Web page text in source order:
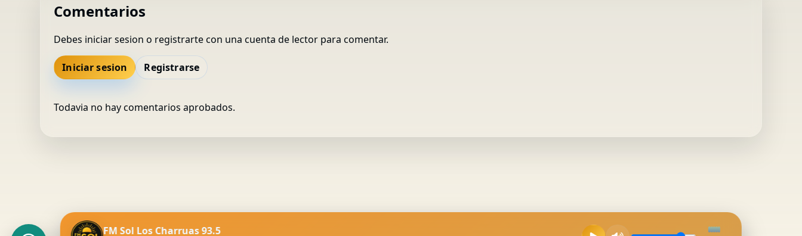
Comentarios
Debes iniciar sesion o registrarte con una cuenta de lector para comentar.
Iniciar sesion Registrarse
Todavia no hay comentarios aprobados.
FM Sol Los Charruas 93.5
FM Sol 93.5 ×